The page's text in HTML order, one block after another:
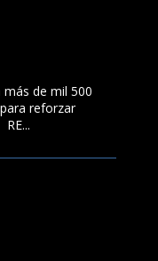
de mil 500
reforzar